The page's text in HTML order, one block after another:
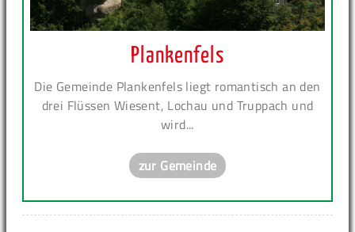
Plankenfels
Die Gemeinde Plankenfels liegt romantisch an den
drei Flüssen Wiesent, Lochau und Truppach und
wird...
zur Gemeinde